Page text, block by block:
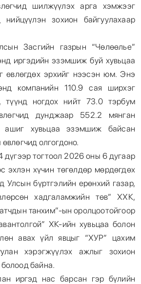
шилжүүлэх арга хэмжээг
нийцүүлэн зохион байгуулахаар
Засгийн газрын “Чөлөөлье”
иргэдийн эзэмшиж буй хувьцаа
өвлөгдөх эрхийг нээсэн юм. Энэ
компанийн 110.9 сая ширхэг
түүнд ногдох нийт 73.0 тэрбум
дунджаар 552.2 мянган
ашиг хувьцаа эзэмшиж байсан
олгогдоно.
дүгээр тогтоол 2026 оны 6 дугаар
эхлэн хүчин төгөлдөр мөрдөгдөх
Улсын бүртгэлийн ерөнхий газар,
хадгаламжийн төв” ХХК,
танхим”-ын оролцоотойгоор
ХК-ийн хувьцаа болон
авах үйл явцыг “ХУР” цахим
хэрэгжүүлэх ажлыг зохион
байна.
иргэд нас барсан гэр бүлийн